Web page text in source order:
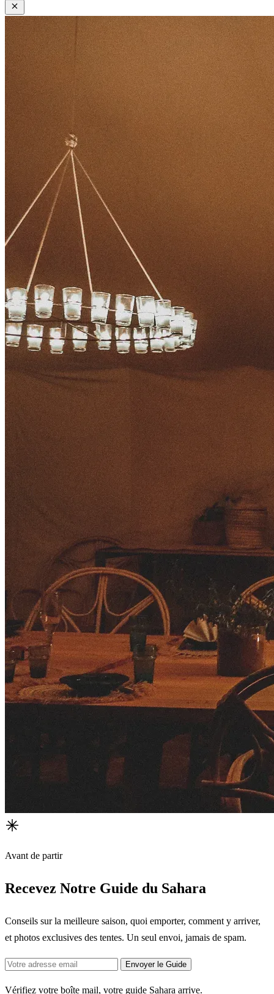
Avant de partir
Recevez Notre Guide du Sahara
Conseils sur la meilleure saison, quoi emporter, comment y arriver,
et photos exclusives des tentes. Un seul envoi, jamais de spam.
Envoyer le Guide
Vérifiez votre boîte mail, votre guide Sahara arrive.